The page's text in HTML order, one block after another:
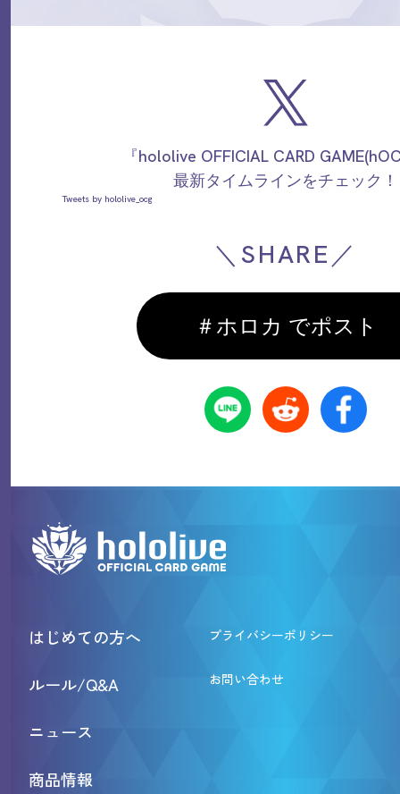
『hololive OFFICIAL CARD
最新タイムラインをチェック！
Tweets by hololive_ocg
＼SHARE／
＃ホロカ でポスト
はじめての方へ
ルール/Q&A
ニュース
商品情報
プライバシーポリシー
お問い合わせ